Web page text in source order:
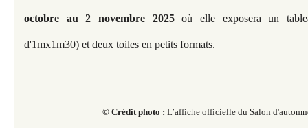
octobre au 2 novembre 2025où elle exposera un
d'1mx1m30) et deux toiles en petits formats.
© Crédit photo : L’affiche officielle du Salon